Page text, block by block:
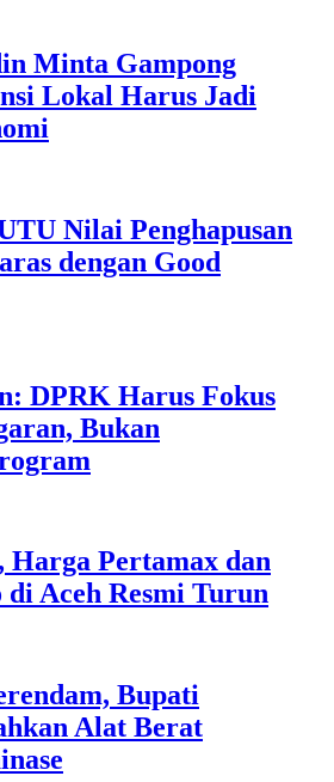
Minta Gampong
Lokal Harus Jadi
Nilai Penghapusan
dengan Good
DPRK Harus Fokus
Bukan
Harga Pertamax dan
Aceh Resmi Turun
Bupati
Alat Berat